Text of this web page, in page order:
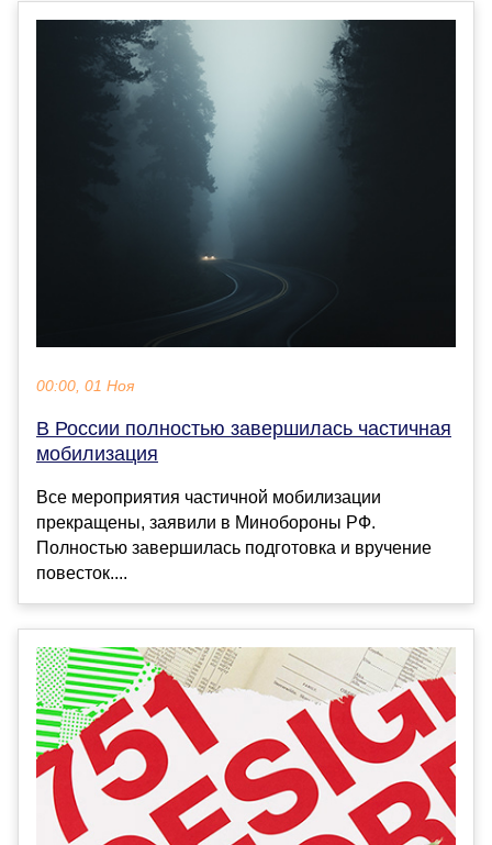
00:00, 01 Ноя
В России полностью завершилась частичная
мобилизация
Все мероприятия частичной мобилизации
прекращены, заявили в Минобороны РФ.
Полностью завершилась подготовка и вручение
повесток....